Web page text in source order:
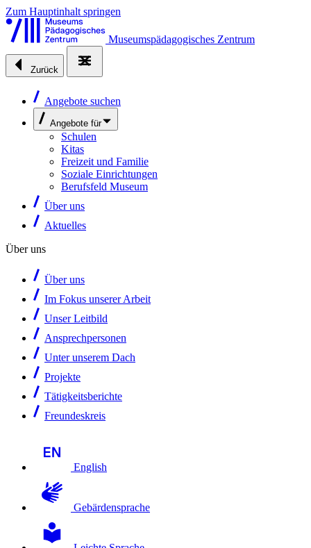
Zum Hauptinhalt springen
Museumspädagogisches Zentrum
Zurück
Angebote suchen
Angebote für
Schulen
Kitas
Freizeit und Familie
Soziale Einrichtungen
Berufsfeld Museum
Über uns
Aktuelles
Über uns
Über uns
Im Fokus unserer Arbeit
Unser Leitbild
Ansprechpersonen
Unter unserem Dach
Projekte
Tätigkeitsberichte
Freundeskreis
English
Gebärdensprache